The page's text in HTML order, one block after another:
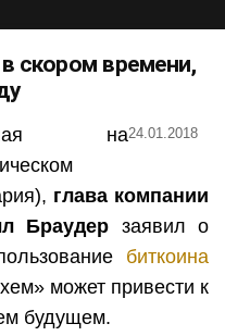
скором времени,
24.01.2018
на
глава компании
Браудер заявил о
биткоина
может привести к
будущем.